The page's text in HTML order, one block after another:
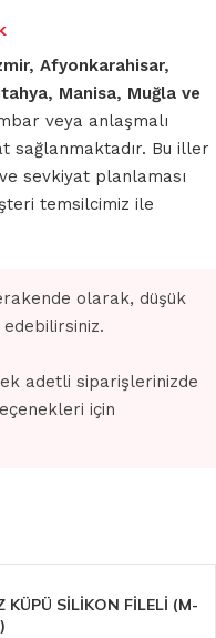
Afyonkarahisar,
Manisa, Muğla ve
veya anlaşmalı
sağlanmaktadır. Bu iller
sevkiyat planlaması
temsilcimiz ile
olarak, düşük
adetli siparişlerinizde
için
KÜPÜ SİLİKON FİLELİ (M-